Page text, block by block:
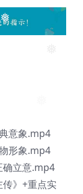
意象.mp4
形象.mp4
确立意.mp4
》+重点实